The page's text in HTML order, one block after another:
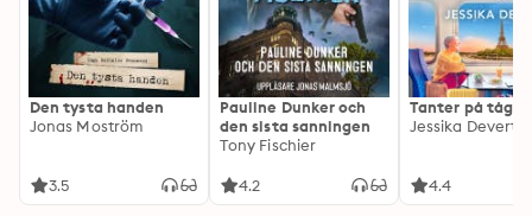
Den tysta handen
Jonas Moström
3.5
Pauline Dunker och
den sista sanningen
Tony Fischier
4.2
Tanter på tåg
Jessika Devert
4.4